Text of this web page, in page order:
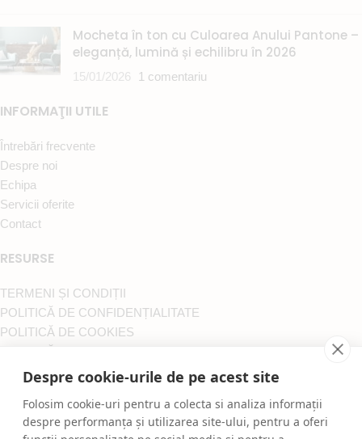
Mocheta în ton cu Culoarea Anului Pantone –
eleganță, lumină și echilibru în 2026
15/01/2026 1 comentariu
INFORMAŢII UTILE
Întrebări frecvente
Despre noi
Echipa
Servicii oferite
Contact
RESURSE
TERMENI ȘI CONDIȚII
POLITICĂ DE CONFIDENȚIALITATE
POLITICĂ DE COOKIES
A.N.P.C.
Toate drepturile rezervate ProConfortCarpet.ro
Mentenanta Web:igna.ro
Despre cookie-urile de pe acest site
Folosim cookie-uri pentru a colecta si analiza informații
despre performanța și utilizarea site-ului, pentru a oferi